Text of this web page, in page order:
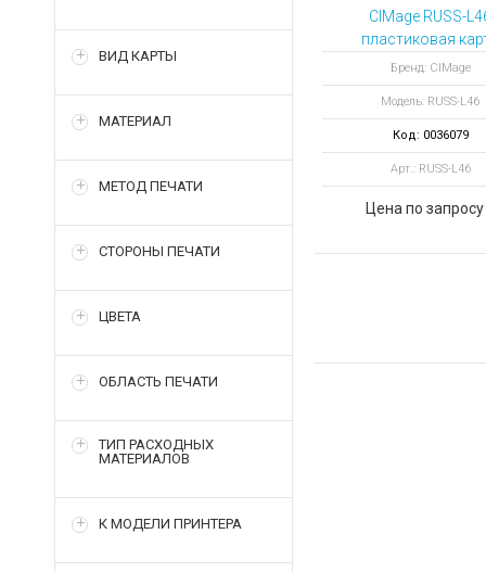
ВИД КАРТЫ
МАТЕРИАЛ
МЕТОД ПЕЧАТИ
СТОРОНЫ ПЕЧАТИ
ЦВЕТА
ОБЛАСТЬ ПЕЧАТИ
ТИП РАСХОДНЫХ
МАТЕРИАЛОВ
К МОДЕЛИ ПРИНТЕРА
CIMage RUSS-
пластиковая
цвет ярко-
Бренд: CIMage
Модель: RUSS-L46
Код: 0036079
Арт.: RUSS-L46
Цена по запросу